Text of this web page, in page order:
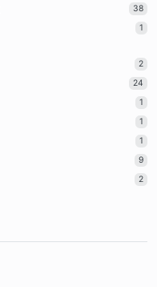
38
1
2
24
1
1
1
9
2